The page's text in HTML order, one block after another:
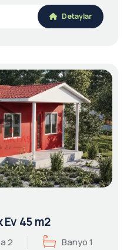
Detaylar
Ev 45 m2
2 Banyo 1